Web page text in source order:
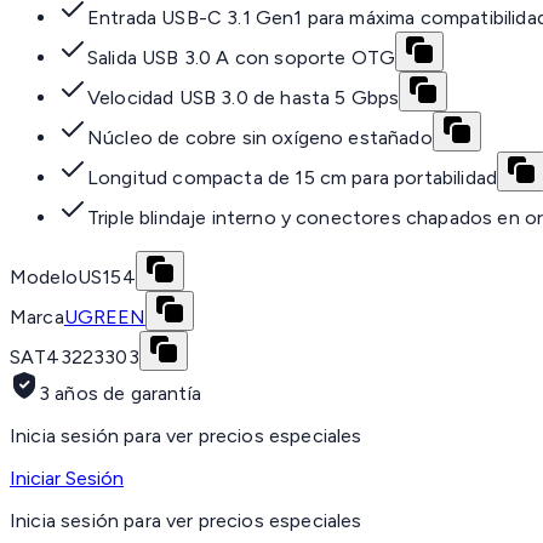
Entrada USB-C 3.1 Gen1 para máxima
Salida USB 3.0 A con soporte OTG
Velocidad USB 3.0 de hasta 5 Gbps
Núcleo de cobre sin oxígeno estañado
Longitud compacta de 15 cm para portabilidad
Triple blindaje interno y conectores chapados en
ModeloUS154
MarcaUGREEN
SAT43223303
3 años de garantía
Inicia sesión para ver precios especiales
Iniciar Sesión
Inicia sesión para ver precios especiales